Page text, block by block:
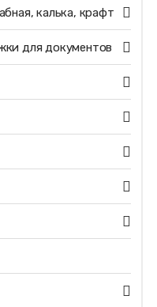
калька, крафт
для документов